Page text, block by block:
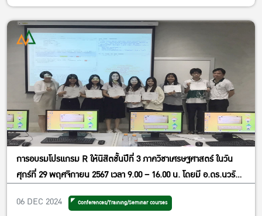
การอบรมโปรแกรม R ให้นิสิตชั้นปีที่ 3 ภาควิชาเศรษฐศาสตร์ ในวัน
ศุกร์ที่ 29 พฤศจิกายน 2567 เวลา 9.00 – 16.00 น. โดยมี อ.ดร.นวรัตน์
เศรษฐศาสตร์
06 DEC 2024 Conferences/Training/Seminar courses